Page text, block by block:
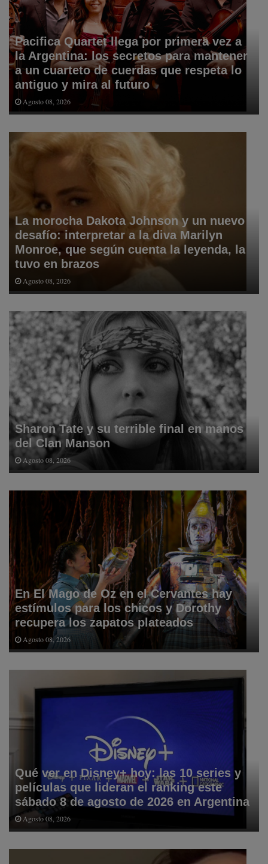
Pacifica Quartet llega por primera vez a
la Argentina: los secretos para mantener
a un cuarteto de cuerdas que respeta lo
antiguo y mira al futuro
Agosto 08, 2026
La morocha Dakota Johnson y un nuevo
desafío: interpretar a la diva Marilyn
Monroe, que según cuenta la leyenda, la
tuvo en brazos
Agosto 08, 2026
Sharon Tate y su terrible final en manos
del Clan Manson
Agosto 08, 2026
En El Mago de Oz en el Cervantes hay
estímulos para los chicos y Dorothy
recupera los zapatos plateados
Agosto 08, 2026
Qué ver en Disney+ hoy: las 10 series y
películas que lideran el ranking este
sábado 8 de agosto de 2026 en Argentina
Agosto 08, 2026